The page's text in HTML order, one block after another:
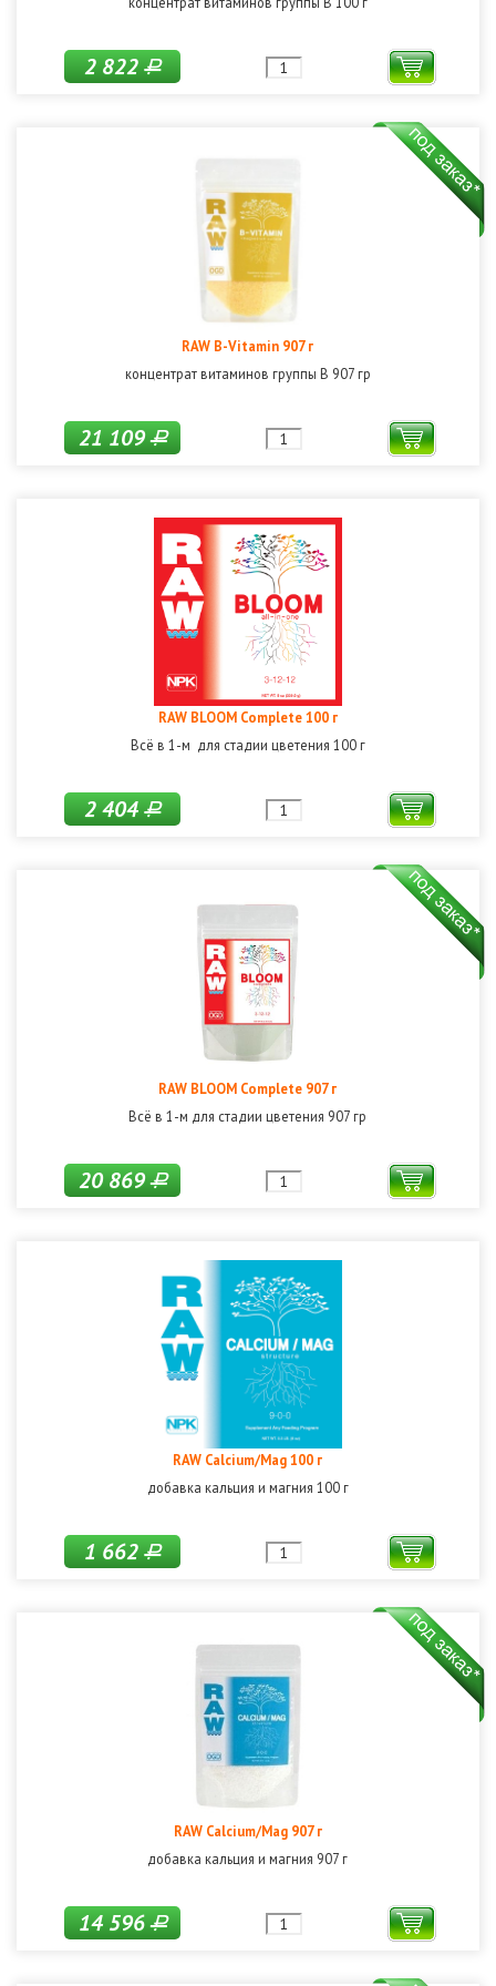
2 822Р
RAW B-Vitamin 907 г
концентрат витаминов группы В 907 гр
21 109Р
RAW BLOOM Complete 100 г
Всё в 1-м для стадии цветения 100 г
2 404Р
RAW BLOOM Complete 907 г
Всё в 1-м для стадии цветения 907 гр
20 869Р
RAW Calcium/Mag 100 г
добавка кальция и магния 100 г
1 662Р
RAW Calcium/Mag 907 г
добавка кальция и магния 907 г
14 596Р